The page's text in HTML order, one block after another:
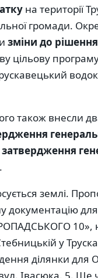
на території
громади.
зміни до
цільову
також внесли
затвердження
.
землі.
документацію
10»,
у
ділянки для
Івасюка, 5. Ще